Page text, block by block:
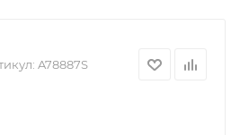
A78887S